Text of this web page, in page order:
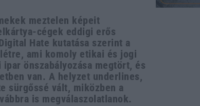
meztelen képeit
cégek eddigi erős
Hate kutatása szerint a
ami komoly etikai és jogi
önszabályozása megtört, és
van. A helyzet underlines,
sürgőssé vált, miközben a
is megválaszolatlanok.